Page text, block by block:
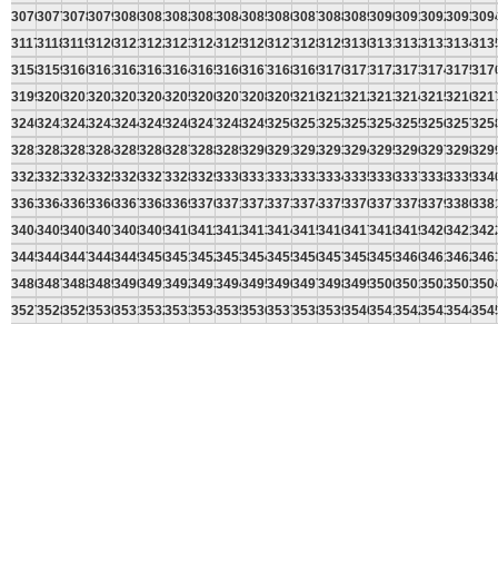
307630773078307930803081308230833084308530863087308830893090309130923093
311731183119312031213122312331243125312631273128312931303131313231333134
315831593160316131623163316431653166316731683169317031713172317331743175
319932003201320232033204320532063207320832093210321132123213321432153216
324032413242324332443245324632473248324932503251325232533254325532563257
328132823283328432853286328732883289329032913292329332943295329632973298
332233233324332533263327332833293330333133323333333433353336333733383339
336333643365336633673368336933703371337233733374337533763377337833793380
340434053406340734083409341034113412341334143415341634173418341934203421
344534463447344834493450345134523453345434553456345734583459346034613462
348634873488348934903491349234933494349534963497349834993500350135023503
352735283529353035313532353335343535353635373538353935403541354235433544